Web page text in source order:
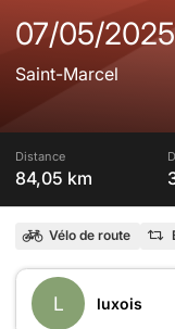
07/05/2025
Saint-Marcel
Distance
84,05 km
Vélo de route
L luxois